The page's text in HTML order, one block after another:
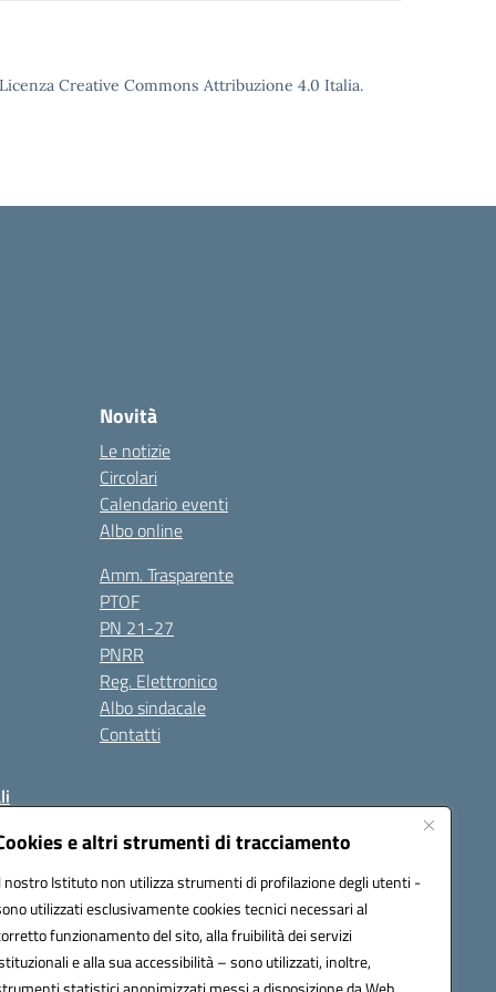
e altri strumenti di tracciamento
nostro Istituto non utilizza strumenti di profilazione degli utenti -
utilizzati esclusivamente cookies tecnici necessari al
funzionamento del sito, alla fruibilità dei servizi
e alla sua accessibilità – sono utilizzati, inoltre,
Creative Commons Attribuzione 4.0 Italia.
Novità
Le notizie
Circolari
Calendario eventi
Albo online
Amm. Trasparente
PTOF
PN 21-27
PNRR
Reg. Elettronico
Albo sindacale
Contatti